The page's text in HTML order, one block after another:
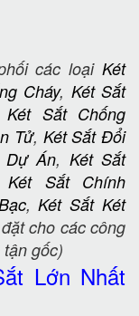
các loại Két
Cháy, Két Sắt
Két Sắt Chống
Tử, Két Sắt Đổi
Dự Án, Két Sắt
Két Sắt Chính
,Két Sắt Két
cho các công
gốc)
Lớn Nhất